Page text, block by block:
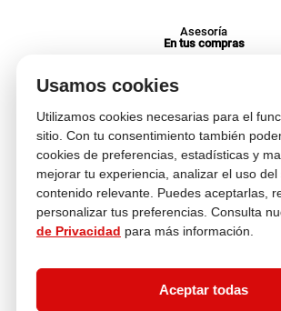
Usamos cookies
Utilizamos cookies necesarias para el
sitio. Con tu consentimiento también
cookies de preferencias, estadísticas y
mejorar tu experiencia, analizar el uso
contenido relevante. Puedes aceptarlas,
personalizar tus preferencias. Consulta
de Privacidad para más información.
Aceptar todas
Asesoría
En tus compras
Contáctanos
¿Necesitas ayuda con tu
WhatsApp: +51 993 560 246
Central Telefónica: 01 619
Clientes corporativos
Kimberly Garcia
Jefa de Ventas Empresas
Tienda física